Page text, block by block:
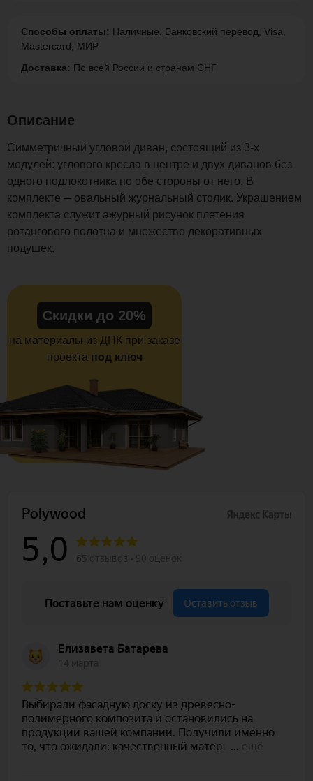
Способы оплаты: Наличные, Банковский перевод, Visa,
Mastercard, МИР
Доставка: По всей России и странам СНГ
Описание
Симметричный угловой диван, состоящий из 3-х
модулей: углового кресла в центре и двух диванов без
одного подлокотника по обе стороны от него. В
комплекте ─ овальный журнальный столик. Украшением
комплекта служит ажурный рисунок плетения
ротангового полотна и множество декоративных
подушек.
Скидки до 20%
на материалы из ДПК при заказе
проекта под ключ